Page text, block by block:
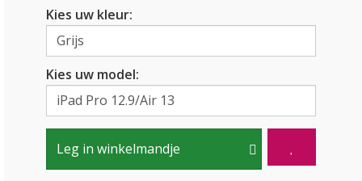
Kies uw kleur:
Kies uw model:
Leg in winkelmandje